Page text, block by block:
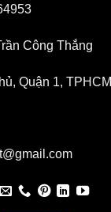
Công Thắng
Quận 1, TPHCM